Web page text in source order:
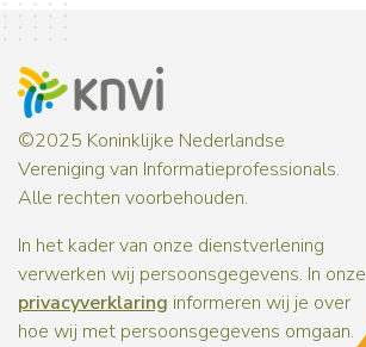
©2025 Koninklijke Nederlandse
Vereniging van Informatieprofessionals.
Alle rechten voorbehouden.
In het kader van onze dienstverlening
verwerken wij persoonsgegevens. In onze
privacyverklaring informeren wij je over
hoe wij met persoonsgegevens omgaan.